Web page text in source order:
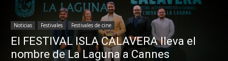
Noticias Festivales Festivales de cine
El FESTIVAL ISLA CALAVERA lleva el
nombre de La Laguna a Cannes